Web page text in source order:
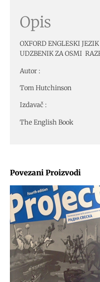
Povezani Proizvodi
Opis
OXFORD ENGLESKI
UDZBENIK ZA OSMI
Autor :
Tom Hutchinson
Izdavač :
The English Book